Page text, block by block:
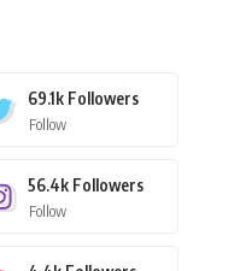
69.1k Followers
Follow
56.4k Followers
Follow